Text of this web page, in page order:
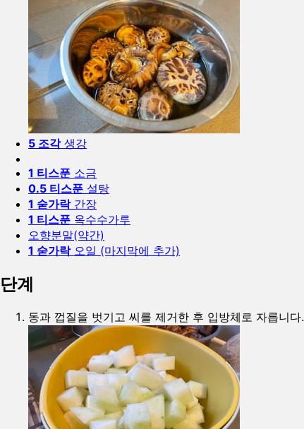
5 조각생강
1 티스푼 소금
0.5 티스푼 설탕
1 숟가락간장
1 티스푼 옥수수가루
오향분말(약간)
1 숟가락오일 (마지막에 추가)
단계
동과 껍질을 벗기고 씨를 제거한 후 입방체로 자릅니다.